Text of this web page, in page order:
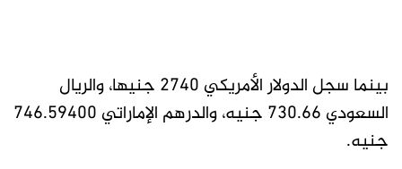
بينما سجل الدولار الأمريكي 2740 جنيها، والريال
السعودي 730.66 جنيه، والدرهم الإماراتي 746.59400
جنيه.